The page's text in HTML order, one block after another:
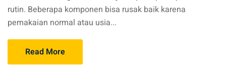
rutin. Beberapa komponen bisa rusak baik karena
pemakaian normal atau usia...
Read More